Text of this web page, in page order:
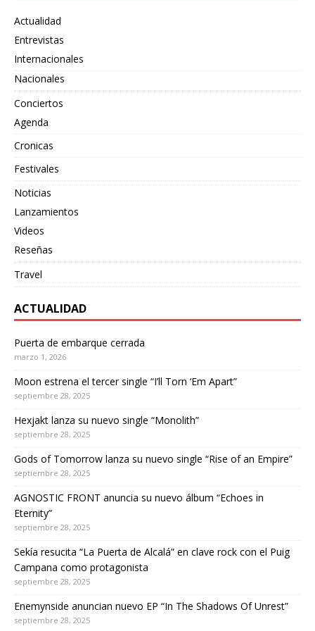
Actualidad
Entrevistas
Internacionales
Nacionales
Conciertos
Agenda
Cronicas
Festivales
Noticias
Lanzamientos
Videos
Reseñas
Travel
ACTUALIDAD
Puerta de embarque cerrada
marzo 1, 2026
Moon estrena el tercer single “I’ll Torn ‘Em Apart”
septiembre 28, 2025
Hexjakt lanza su nuevo single “Monolith”
septiembre 28, 2025
Gods of Tomorrow lanza su nuevo single “Rise of an Empire”
septiembre 28, 2025
AGNOSTIC FRONT anuncia su nuevo álbum “Echoes in
Eternity”
septiembre 28, 2025
Sekía resucita “La Puerta de Alcalá” en clave rock con el Puig
Campana como protagonista
septiembre 28, 2025
Enemynside anuncian nuevo EP “In The Shadows Of Unrest”
septiembre 28, 2025